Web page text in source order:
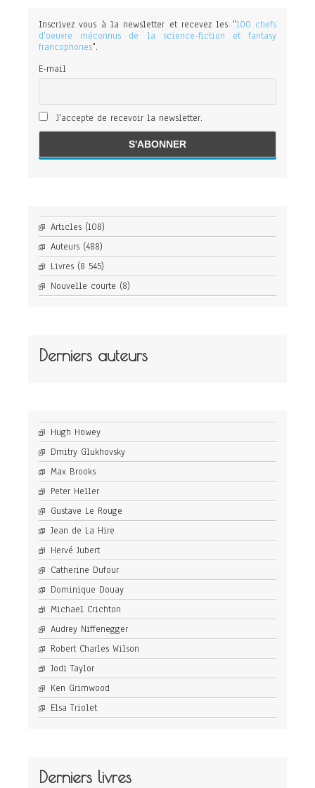
Inscrivez vous à la newsletter et recevez les "100 chefs
d'oeuvre méconnus de la science-fiction et fantasy
francophones".
E-mail
J'accepte de recevoir la newsletter.
Articles (108)
Auteurs (488)
Livres (8 545)
Nouvelle courte (8)
Derniers auteurs
Hugh Howey
Dmitry Glukhovsky
Max Brooks
Peter Heller
Gustave Le Rouge
Jean de La Hire
Hervé Jubert
Catherine Dufour
Dominique Douay
Michael Crichton
Audrey Niffenegger
Robert Charles Wilson
Jodi Taylor
Ken Grimwood
Elsa Triolet
Derniers livres